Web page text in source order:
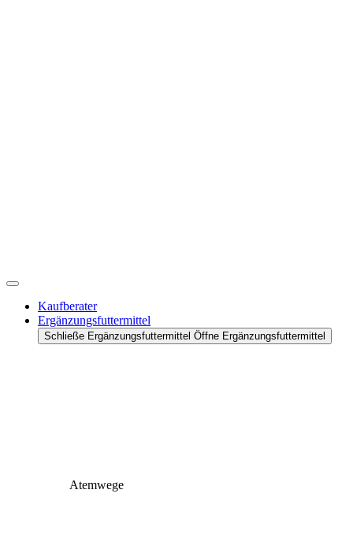
Kaufberater
Ergänzungsfuttermittel
Schließe Ergänzungsfuttermittel Öffne Ergänzungsfuttermittel
Atemwege